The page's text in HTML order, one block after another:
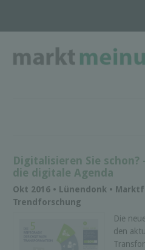
Digitalisieren Sie
die digitale Agenda
Okt 2016 • Lünendonk •
Trendforschung
Die
den